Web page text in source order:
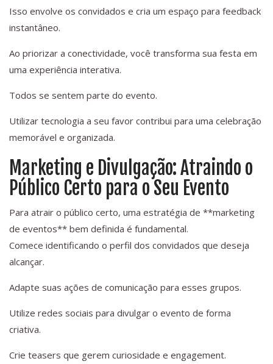
Isso envolve os convidados e cria um espaço para feedback
instantâneo.
Ao priorizar a conectividade, você transforma sua festa em
uma experiência interativa.
Todos se sentem parte do evento.
Utilizar tecnologia a seu favor contribui para uma celebração
memorável e organizada.
Marketing e Divulgação: Atraindo o
Público Certo para o Seu Evento
Para atrair o público certo, uma estratégia de **marketing
de eventos** bem definida é fundamental.
Comece identificando o perfil dos convidados que deseja
alcançar.
Adapte suas ações de comunicação para esses grupos.
Utilize redes sociais para divulgar o evento de forma
criativa.
Crie teasers que gerem curiosidade e engagement.